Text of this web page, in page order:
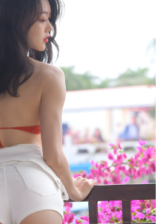
01
第七篇–夏恋,蓝色短牛仔l121